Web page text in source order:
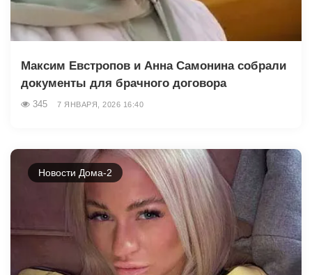
Максим Евстропов и Анна Самонина собрали
документы для брачного договора
345 7 ЯНВАРЯ, 2026 16:40
Новости Дома-2